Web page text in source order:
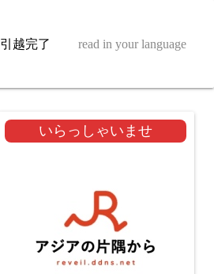
引越完了 read in your language
いらっしゃいませ